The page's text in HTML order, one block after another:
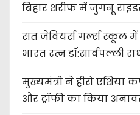
बिहार शरीफ में जुगनू
संत जेवियर्स गर्ल्स स्कूल
भारत रत्न डॉ:सार्वपल्ली
मुख्यमंत्री ने हीरो एशिया
और ट्रॉफी का किया